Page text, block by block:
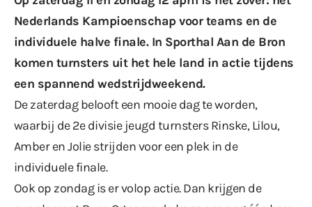
Nederlands Kampioenschap voor teams en de
individuele halve finale. In Sporthal Aan de Bron
komen turnsters uit het hele land in actie tijdens
een spannend wedstrijdweekend.
De zaterdag belooft een mooie dag te worden,
waarbij de 2e divisie jeugd turnsters Rinske, Lilou,
Amber en Jolie strijden voor een plek in de
individuele finale.
Ook op zondag is er volop actie. Dan krijgen de